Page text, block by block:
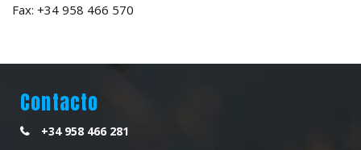
Fax: +34 958 466 570
Contacto
+34 958 466 281